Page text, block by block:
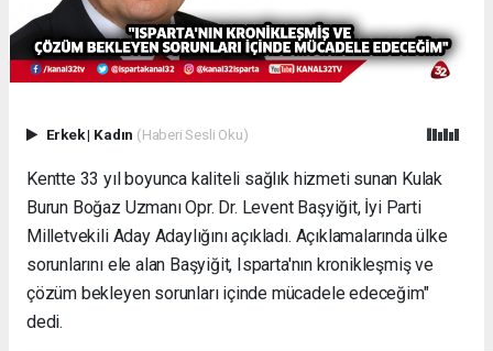
Erkek| Kadın (Haberi Sesli Oku)
Kentte 33 yıl boyunca kaliteli sağlık hizmeti sunan Kulak
Burun Boğaz Uzmanı Opr. Dr. Levent Başyiğit, İyi Parti
Milletvekili Aday Adaylığını açıkladı. Açıklamalarında ülke
sorunlarını ele alan Başyiğit, Isparta'nın kronikleşmiş ve
çözüm bekleyen sorunları içinde mücadele edeceğim"
dedi.